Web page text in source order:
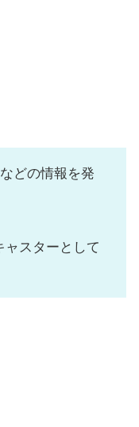
どの情報を発
ャスターとして